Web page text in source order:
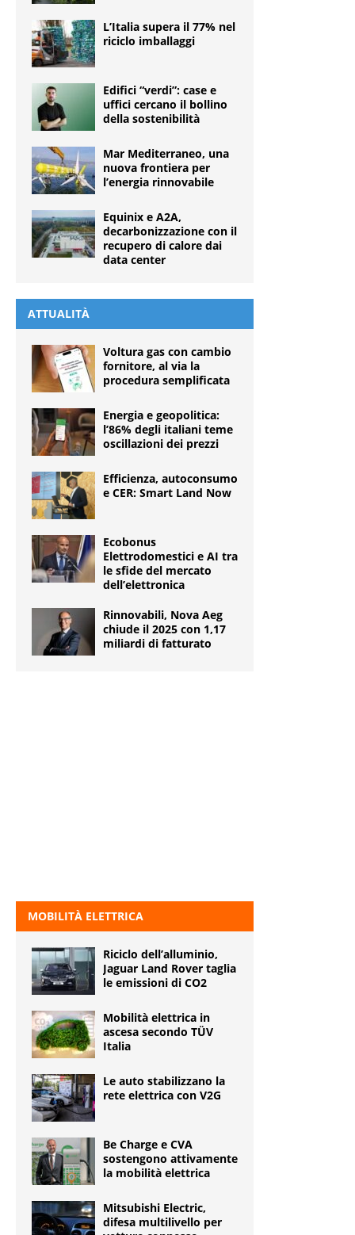
L’Italia supera il 77% nel
riciclo imballaggi
Edifici “verdi”: case e
uffici cercano il bollino
della sostenibilità
Mar Mediterraneo, una
nuova frontiera per
l’energia rinnovabile
Equinix e A2A,
decarbonizzazione con il
recupero di calore dai
data center
ATTUALITÀ
Voltura gas con cambio
fornitore, al via la
procedura semplificata
Energia e geopolitica:
l’86% degli italiani teme
oscillazioni dei prezzi
Efficienza, autoconsumo
e CER: Smart Land Now
Ecobonus
Elettrodomestici e AI tra
le sfide del mercato
dell’elettronica
Rinnovabili, Nova Aeg
chiude il 2025 con 1,17
miliardi di fatturato
MOBILITÀ ELETTRICA
Riciclo dell’alluminio,
Jaguar Land Rover taglia
le emissioni di CO2
Mobilità elettrica in
ascesa secondo TÜV
Italia
Le auto stabilizzano la
rete elettrica con V2G
Be Charge e CVA
sostengono attivamente
la mobilità elettrica
Mitsubishi Electric,
difesa multilivello per